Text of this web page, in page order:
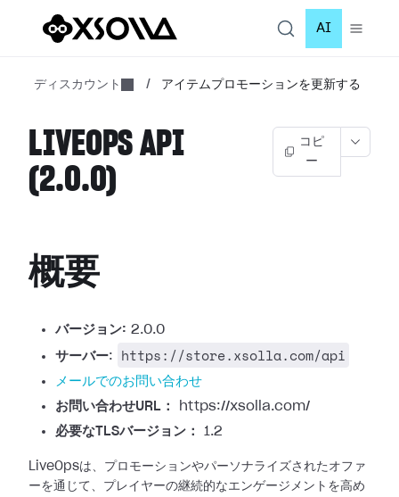
AI
ディスカウント / アイテムプロモーションを更新する
LIVEOPS API
(2.0.0)
コピ
ー
概要
バージョン: 2.0.0
サーバー: https://store.xsolla.com/api
メールでのお問い合わせ
お問い合わせURL：
https://xsolla.com/
必要なTLSバージョン：
1.2
LiveOpsは、プロモーションやパーソナライズされたオファ
ーを通じて、プレイヤーの継続的なエンゲージメントを高め